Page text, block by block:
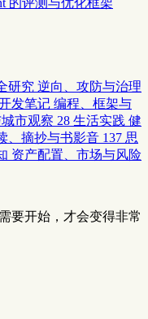
的评测与优化框架
研究 逆向、攻防与治理
发笔记 编程、框架与
市观察 28 生活实践 健
、摘抄与书影音 137 思
资产配置、市场与风险
要开始，才会变得非常